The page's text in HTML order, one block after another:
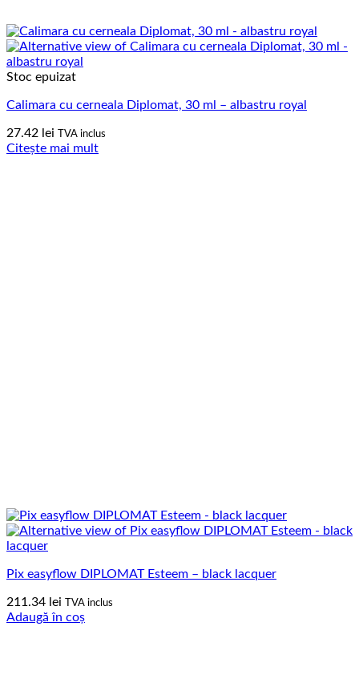
Stoc epuizat
Calimara cu cerneala Diplomat, 30 ml – albastru royal
27.42 lei TVA inclus
Citește mai mult
Pix easyflow DIPLOMAT Esteem – black lacquer
211.34 lei TVA inclus
Adaugă în coș